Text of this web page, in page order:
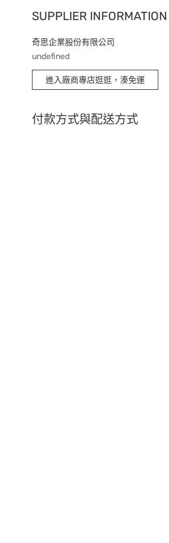
SUPPLIER
奇思企業股份有限公司
undefined
進入廠商專店逛逛，湊免運
付款方式與配送方式